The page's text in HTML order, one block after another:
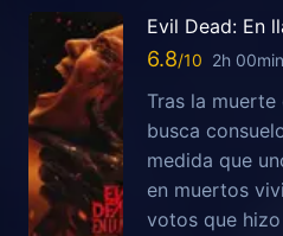
Evil Dead: En
6.8 2h 00min
Tras la
busca
medida que
en muertos
votos que